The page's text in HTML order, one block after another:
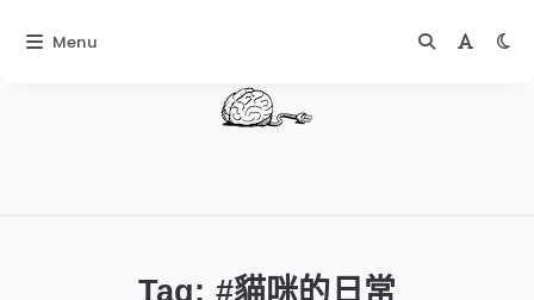
Tag: #貓咪的日常
Menu